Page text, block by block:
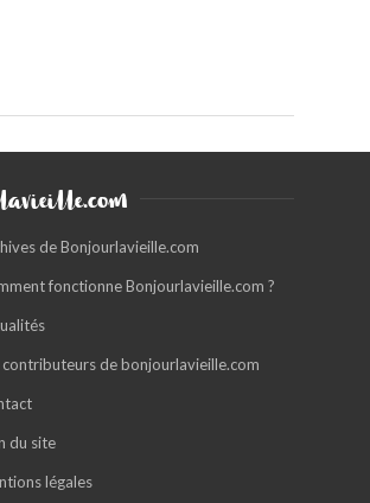
de Bonjourlavieille.com
fonctionne Bonjourlavieille.com ?
contributeurs de bonjourlavieille.com
du site
légales